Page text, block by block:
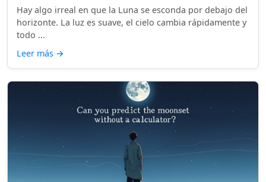
Hay algo irreal en que la Luna se esconda por debajo del
horizonte. La luz es suave, el cielo cambia rápidamente y
todo ...
Leer más →